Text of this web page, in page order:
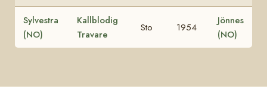
Sylvestra
(NO)
Kallblodig
Travare
Sto 1954
Jönnes
(NO)